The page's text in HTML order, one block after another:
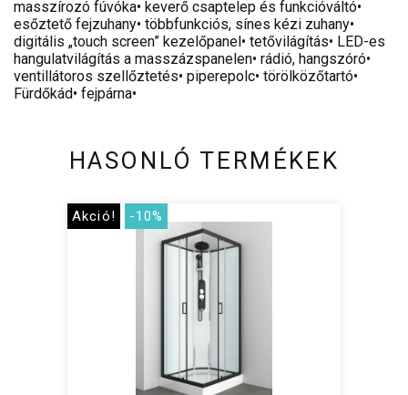
masszírozó fúvóka• keverő csaptelep és funkcióváltó•
esőztető fejzuhany• többfunkciós, sínes kézi zuhany•
digitális „touch screen” kezelőpanel• tetővilágítás• LED-es
hangulatvilágítás a masszázspanelen• rádió, hangszóró•
ventillátoros szellőztetés• piperepolc• törölközőtartó•
Fürdőkád• fejpárna•
HASONLÓ TERMÉKEK
Akció! -10%